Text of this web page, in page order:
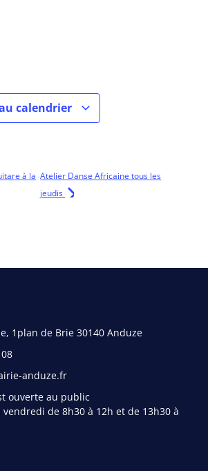
calendrier
à la Atelier Danse Africaine tous les
jeudis
1plan de Brie 30140 Anduze
anduze.fr
ouverte au public
de 8h30 à 12h et de 13h30 à